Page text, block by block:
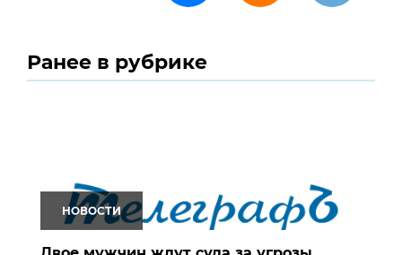
Ранее в рубрике
НОВОСТИ